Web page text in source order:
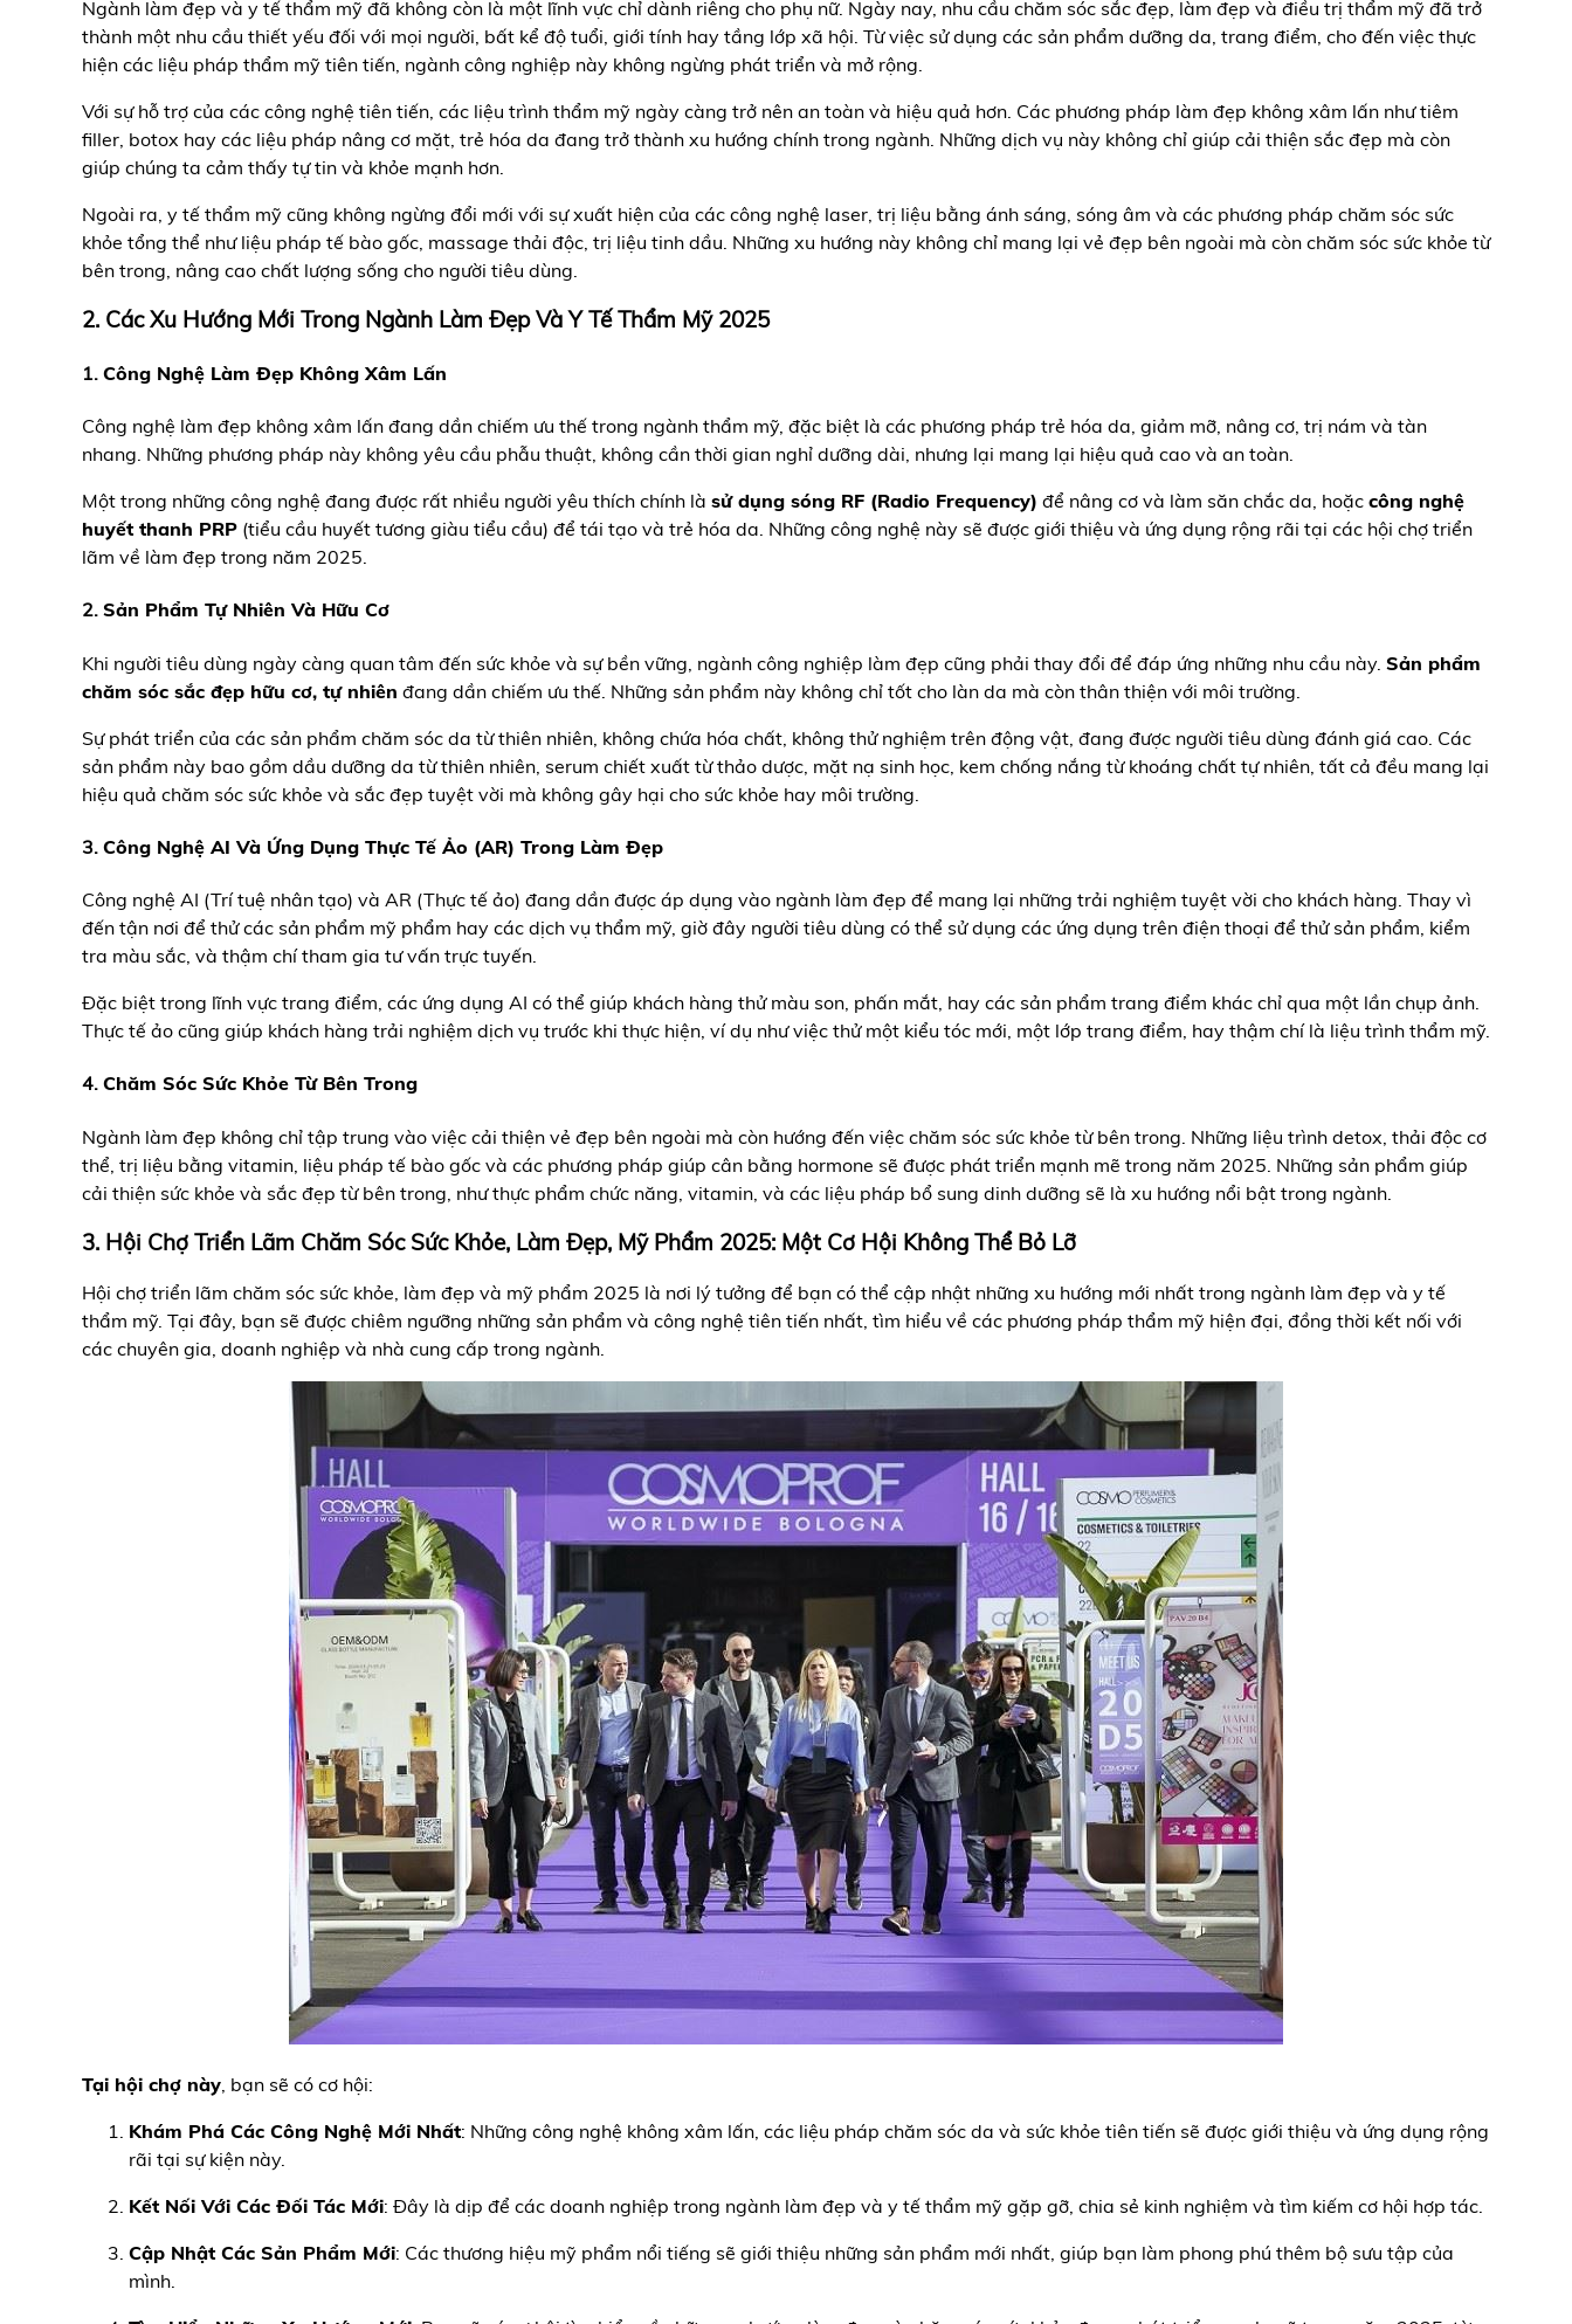
Ngành làm đẹp và y tế thẩm mỹ đã không còn là một lĩnh vực chỉ dành riêng cho phụ nữ. Ngày nay, nhu cầu chăm sóc sắc đẹp, làm đẹp và điều trị thẩm mỹ đã trở
thành một nhu cầu thiết yếu đối với mọi người, bất kể độ tuổi, giới tính hay tầng lớp xã hội. Từ việc sử dụng các sản phẩm dưỡng da, trang điểm, cho đến việc thực
hiện các liệu pháp thẩm mỹ tiên tiến, ngành công nghiệp này không ngừng phát triển và mở rộng.
Với sự hỗ trợ của các công nghệ tiên tiến, các liệu trình thẩm mỹ ngày càng trở nên an toàn và hiệu quả hơn. Các phương pháp làm đẹp không xâm lấn như tiêm
filler, botox hay các liệu pháp nâng cơ mặt, trẻ hóa da đang trở thành xu hướng chính trong ngành. Những dịch vụ này không chỉ giúp cải thiện sắc đẹp mà còn
giúp chúng ta cảm thấy tự tin và khỏe mạnh hơn.
Ngoài ra, y tế thẩm mỹ cũng không ngừng đổi mới với sự xuất hiện của các công nghệ laser, trị liệu bằng ánh sáng, sóng âm và các phương pháp chăm sóc sức
khỏe tổng thể như liệu pháp tế bào gốc, massage thải độc, trị liệu tinh dầu. Những xu hướng này không chỉ mang lại vẻ đẹp bên ngoài mà còn chăm sóc sức khỏe từ
bên trong, nâng cao chất lượng sống cho người tiêu dùng.
2. Các Xu Hướng Mới Trong Ngành Làm Đẹp Và Y Tế Thẩm Mỹ 2025
1. Công Nghệ Làm Đẹp Không Xâm Lấn
Công nghệ làm đẹp không xâm lấn đang dần chiếm ưu thế trong ngành thẩm mỹ, đặc biệt là các phương pháp trẻ hóa da, giảm mỡ, nâng cơ, trị nám và tàn
nhang. Những phương pháp này không yêu cầu phẫu thuật, không cần thời gian nghỉ dưỡng dài, nhưng lại mang lại hiệu quả cao và an toàn.
Một trong những công nghệ đang được rất nhiều người yêu thích chính là sử dụng sóng RF (Radio Frequency) để nâng cơ và làm săn chắc da, hoặc công nghệ
huyết thanh PRP (tiểu cầu huyết tương giàu tiểu cầu) để tái tạo và trẻ hóa da. Những công nghệ này sẽ được giới thiệu và ứng dụng rộng rãi tại các hội chợ triển
lãm về làm đẹp trong năm 2025.
2. Sản Phẩm Tự Nhiên Và Hữu Cơ
Khi người tiêu dùng ngày càng quan tâm đến sức khỏe và sự bền vững, ngành công nghiệp làm đẹp cũng phải thay đổi để đáp ứng những nhu cầu này. Sản phẩm
chăm sóc sắc đẹp hữu cơ, tự nhiên đang dần chiếm ưu thế. Những sản phẩm này không chỉ tốt cho làn da mà còn thân thiện với môi trường.
Sự phát triển của các sản phẩm chăm sóc da từ thiên nhiên, không chứa hóa chất, không thử nghiệm trên động vật, đang được người tiêu dùng đánh giá cao. Các
sản phẩm này bao gồm dầu dưỡng da từ thiên nhiên, serum chiết xuất từ thảo dược, mặt nạ sinh học, kem chống nắng từ khoáng chất tự nhiên, tất cả đều mang lại
hiệu quả chăm sóc sức khỏe và sắc đẹp tuyệt vời mà không gây hại cho sức khỏe hay môi trường.
3. Công Nghệ AI Và Ứng Dụng Thực Tế Ảo (AR) Trong Làm Đẹp
Công nghệ AI (Trí tuệ nhân tạo) và AR (Thực tế ảo) đang dần được áp dụng vào ngành làm đẹp để mang lại những trải nghiệm tuyệt vời cho khách hàng. Thay vì
đến tận nơi để thử các sản phẩm mỹ phẩm hay các dịch vụ thẩm mỹ, giờ đây người tiêu dùng có thể sử dụng các ứng dụng trên điện thoại để thử sản phẩm, kiểm
tra màu sắc, và thậm chí tham gia tư vấn trực tuyến.
Đặc biệt trong lĩnh vực trang điểm, các ứng dụng AI có thể giúp khách hàng thử màu son, phấn mắt, hay các sản phẩm trang điểm khác chỉ qua một lần chụp ảnh.
Thực tế ảo cũng giúp khách hàng trải nghiệm dịch vụ trước khi thực hiện, ví dụ như việc thử một kiểu tóc mới, một lớp trang điểm, hay thậm chí là liệu trình thẩm mỹ.
4. Chăm Sóc Sức Khỏe Từ Bên Trong
Ngành làm đẹp không chỉ tập trung vào việc cải thiện vẻ đẹp bên ngoài mà còn hướng đến việc chăm sóc sức khỏe từ bên trong. Những liệu trình detox, thải độc cơ
thể, trị liệu bằng vitamin, liệu pháp tế bào gốc và các phương pháp giúp cân bằng hormone sẽ được phát triển mạnh mẽ trong năm 2025. Những sản phẩm giúp
cải thiện sức khỏe và sắc đẹp từ bên trong, như thực phẩm chức năng, vitamin, và các liệu pháp bổ sung dinh dưỡng sẽ là xu hướng nổi bật trong ngành.
3. Hội Chợ Triển Lãm Chăm Sóc Sức Khỏe, Làm Đẹp, Mỹ Phẩm 2025: Một Cơ Hội Không Thể Bỏ Lỡ
Hội chợ triển lãm chăm sóc sức khỏe, làm đẹp và mỹ phẩm 2025 là nơi lý tưởng để bạn có thể cập nhật những xu hướng mới nhất trong ngành làm đẹp và y tế
thẩm mỹ. Tại đây, bạn sẽ được chiêm ngưỡng những sản phẩm và công nghệ tiên tiến nhất, tìm hiểu về các phương pháp thẩm mỹ hiện đại, đồng thời kết nối với
các chuyên gia, doanh nghiệp và nhà cung cấp trong ngành.
Tại hội chợ này, bạn sẽ có cơ hội:
Khám Phá Các Công Nghệ Mới Nhất: Những công nghệ không xâm lấn, các liệu pháp chăm sóc da và sức khỏe tiên tiến sẽ được giới thiệu và ứng dụng rộng
rãi tại sự kiện này.
Kết Nối Với Các Đối Tác Mới: Đây là dịp để các doanh nghiệp trong ngành làm đẹp và y tế thẩm mỹ gặp gỡ, chia sẻ kinh nghiệm và tìm kiếm cơ hội hợp tác.
Cập Nhật Các Sản Phẩm Mới: Các thương hiệu mỹ phẩm nổi tiếng sẽ giới thiệu những sản phẩm mới nhất, giúp bạn làm phong phú thêm bộ sưu tập của
mình.